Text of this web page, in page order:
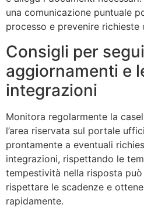
una comunicazione puntuale
processo e prevenire richieste
Consigli per
aggiornamenti e
integrazioni
Monitora regolarmente la
l’area riservata sul portale
prontamente a eventuali
integrazioni, rispettando le
tempestività nella risposta
rispettare le scadenze e
rapidamente.